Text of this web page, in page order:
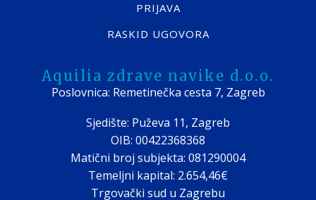
PRIJAVA
RASKID UGOVORA
Aquilia zdrave navike d.o.o.
Poslovnica: Remetinečka cesta 7, Zagreb
Sjedište: Puževa 11, Zagreb
OIB: 00422368368
Matični broj subjekta: 081290004
Temeljni kapital: 2.654,46€
Trgovački sud u Zagrebu